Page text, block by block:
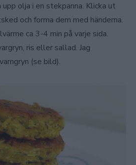
olja i en stekpanna. Klicka ut
och forma dem med händerna.
ca 3-4 min på varje sida.
ris eller sallad. Jag
(se bild).